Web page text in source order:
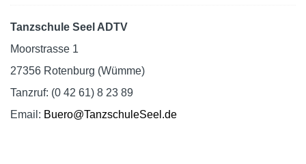
Tanzschule Seel ADTV
Moorstrasse 1
27356 Rotenburg (Wümme)
Tanzruf: (0 42 61) 8 23 89
Email: Buero@TanzschuleSeel.de